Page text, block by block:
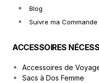
Blog
Suivre ma Commande
ACCESSOIRES
Accessoires de
Sacs à Dos Femme